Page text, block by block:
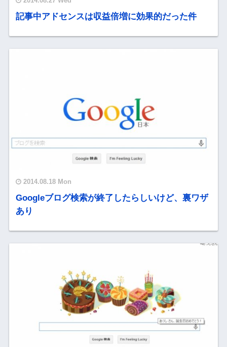
記事中アドセンスは収益倍増に効果的だった件
2014.08.18 Mon
Googleブログ検索が終了したらしいけど、裏ワザ
あり